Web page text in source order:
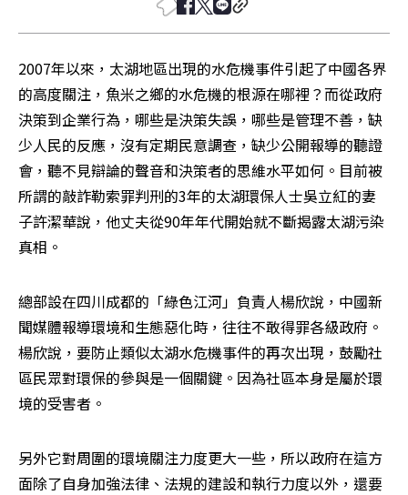
2007年以來，太湖地區出現的水危機事件引起了中國各界
的高度關注，魚米之鄉的水危機的根源在哪裡？而從政府
決策到企業行為，哪些是決策失誤，哪些是管理不善，缺
少人民的反應，沒有定期民意調查，缺少公開報導的聽證
會，聽不見辯論的聲音和決策者的思維水平如何。目前被
所謂的敲詐勒索罪判刑的3年的太湖環保人士吳立紅的妻
子許潔華說，他丈夫從90年年代開始就不斷揭露太湖污染
真相。
總部設在四川成都的「綠色江河」負責人楊欣說，中國新
聞媒體報導環境和生態惡化時，往往不敢得罪各級政府。
楊欣說，要防止類似太湖水危機事件的再次出現，鼓勵社
區民眾對環保的參與是一個關鍵。因為社區本身是屬於環
境的受害者。
另外它對周圍的環境關注力度更大一些，所以政府在這方
面除了自身加強法律、法規的建設和執行力度以外，還要